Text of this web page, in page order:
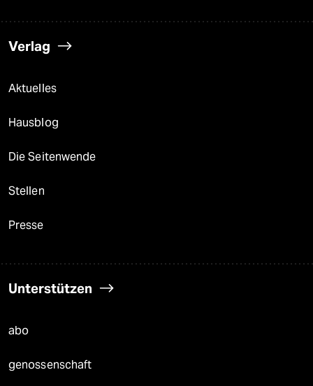
Verlag
Aktuelles
Hausblog
Die Seitenwende
Stellen
Presse
Unterstützen
abo
genossenschaft